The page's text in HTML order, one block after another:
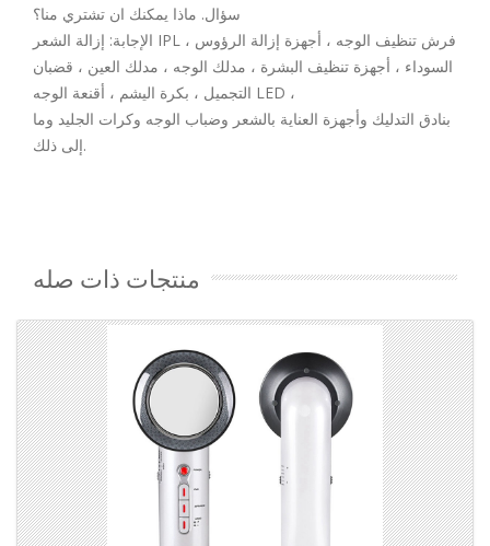
سؤال. ماذا يمكنك ان تشتري منا؟
الإجابة: إزالة الشعر IPL ، فرش تنظيف الوجه ، أجهزة إزالة الرؤوس
السوداء ، أجهزة تنظيف البشرة ، مدلك الوجه ، مدلك العين ، قضبان
التجميل ، بكرة اليشم ، أقنعة الوجه LED ،
بنادق التدليك وأجهزة العناية بالشعر وضباب الوجه وكرات الجليد وما
إلى ذلك.
منتجات ذات صله